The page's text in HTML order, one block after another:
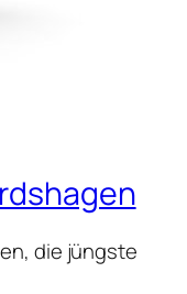
die jüngste